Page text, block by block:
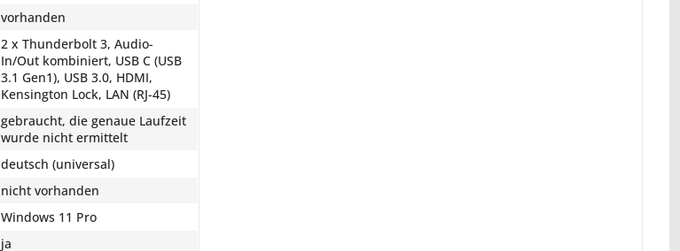
vorhanden
2 x Thunderbolt 3, Audio-
In/Out kombiniert, USB C (USB
3.1 Gen1), USB 3.0, HDMI,
Kensington Lock, LAN (RJ-45)
gebraucht, die genaue Laufzeit
wurde nicht ermittelt
deutsch (universal)
nicht vorhanden
Windows 11 Pro
ja